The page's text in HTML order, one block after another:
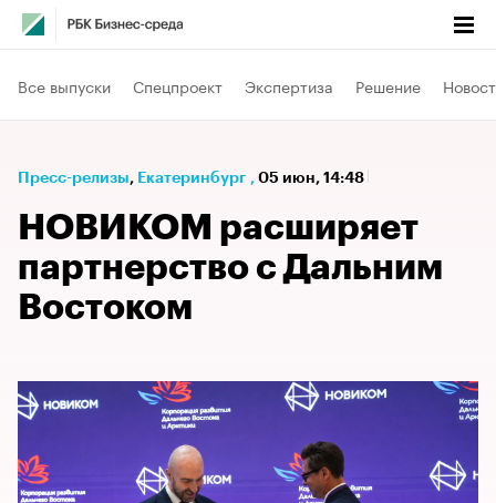
Все выпуски Спецпроект Экспертиза Решение
Пресс-релизы⁠, Екатеринбург , 05 июн, 14:48
НОВИКОМ расширяет
партнерство с Дальним
Востоком